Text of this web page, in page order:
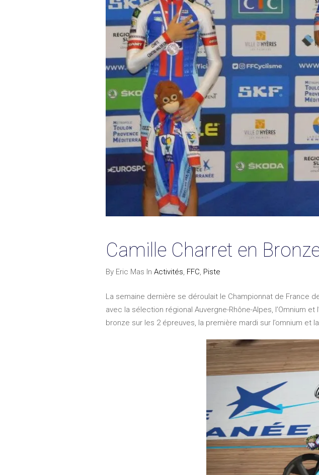
Camille Charret en
By Eric Mas In Activités, FFC, Piste
La semaine dernière se déroulait le Championnat de France
avec la sélection régional Auvergne-Rhône-Alpes, l’Omnium
bronze sur les 2 épreuves, la première mardi sur l’omnium et